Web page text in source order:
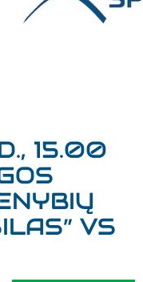
15.00
VS